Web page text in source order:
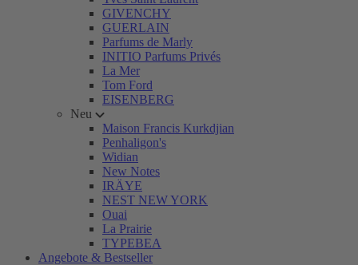
GIVENCHY
GUERLAIN
Parfums de Marly
INITIO Parfums Privés
La Mer
Tom Ford
EISENBERG
Neu
Maison Francis Kurkdjian
Penhaligon's
Widian
New Notes
IRÄYE
NEST NEW YORK
Ouai
La Prairie
TYPEBEA
Angebote & Bestseller